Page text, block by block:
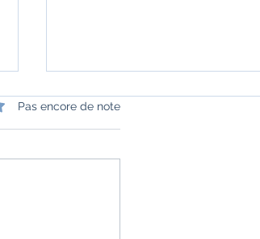
sur 5.
Pas encore de note